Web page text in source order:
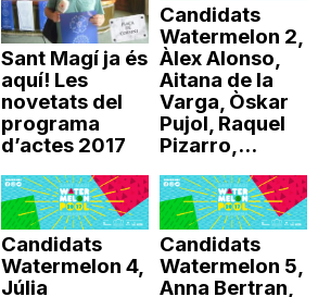
Sant Magí ja és
aquí! Les
novetats del
programa
d’actes 2017
Candidats
Watermelon 2,
Àlex Alonso,
Aitana de la
Varga, Òskar
Pujol, Raquel
Pizarro,...
Candidats
Watermelon 4,
Júlia
Candidats
Watermelon 5,
Anna Bertran,